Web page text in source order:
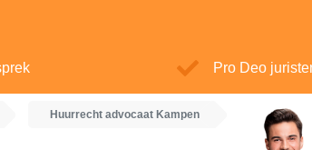
Pro Deo
Huurrecht advocaat Kampen